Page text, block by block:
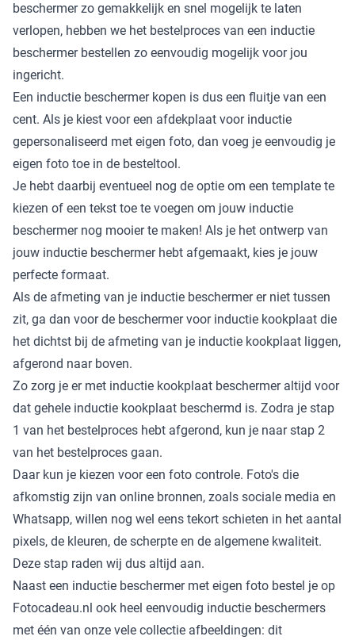
beschermer zo gemakkelijk en snel mogelijk te laten
verlopen, hebben we het bestelproces van een inductie
beschermer bestellen zo eenvoudig mogelijk voor jou
ingericht.
Een inductie beschermer kopen is dus een fluitje van een
cent. Als je kiest voor een afdekplaat voor inductie
gepersonaliseerd met eigen foto, dan voeg je eenvoudig je
eigen foto toe in de besteltool.
Je hebt daarbij eventueel nog de optie om een template te
kiezen of een tekst toe te voegen om jouw inductie
beschermer nog mooier te maken! Als je het ontwerp van
jouw inductie beschermer hebt afgemaakt, kies je jouw
perfecte formaat.
Als de afmeting van je inductie beschermer er niet tussen
zit, ga dan voor de beschermer voor inductie kookplaat die
het dichtst bij de afmeting van je inductie kookplaat liggen,
afgerond naar boven.
Zo zorg je er met inductie kookplaat beschermer altijd voor
dat gehele inductie kookplaat beschermd is. Zodra je stap
1 van het bestelproces hebt afgerond, kun je naar stap 2
van het bestelproces gaan.
Daar kun je kiezen voor een foto controle. Foto's die
afkomstig zijn van online bronnen, zoals sociale media en
Whatsapp, willen nog wel eens tekort schieten in het aantal
pixels, de kleuren, de scherpte en de algemene kwaliteit.
Deze stap raden wij dus altijd aan.
Naast een inductie beschermer met eigen foto bestel je op
Fotocadeau.nl ook heel eenvoudig inductie beschermers
met één van onze vele collectie afbeeldingen: dit